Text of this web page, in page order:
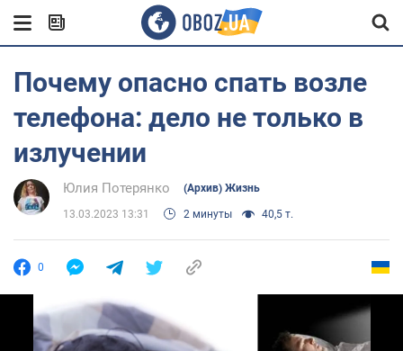
Почему опасно спать возле
телефона: дело не только в
излучении
Юлия Потерянко (Архив) Жизнь
13.03.2023 13:31 2 минуты 40,5 т.
0